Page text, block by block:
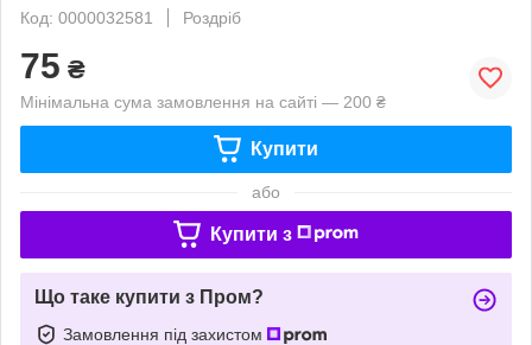
Код: 0000032581
Роздріб
75 ₴
Мінімальна сума замовлення на сайті — 200 ₴
Купити
або
Купити з
Що таке купити з Пром?
Замовлення під захистом